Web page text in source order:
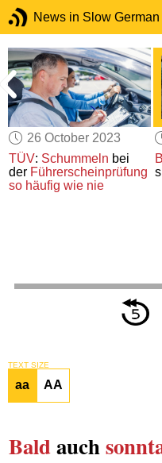
News in Slow German
26 October 2023
TÜV: Schummeln bei
der Führerscheinprüfung
so häufig wie nie
TEXT SIZE
aa AA
Baldauch